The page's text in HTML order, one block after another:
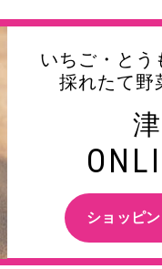
いちご・とう
採れたて野
ショッピ